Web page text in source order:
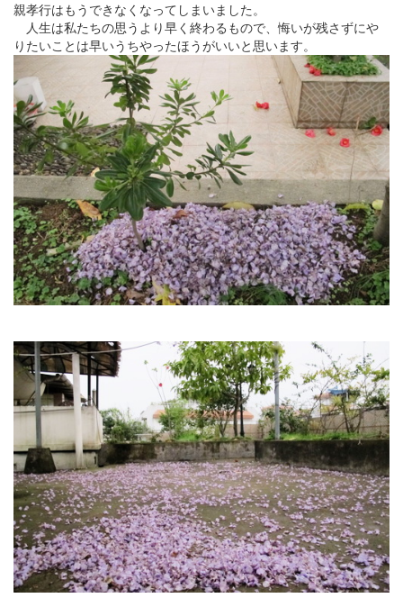
親孝行はもうできなくなってしまいました。
人生は私たちの思うより早く終わるもので、悔いが残さずにや
りたいことは早いうちやったほうがいいと思います。